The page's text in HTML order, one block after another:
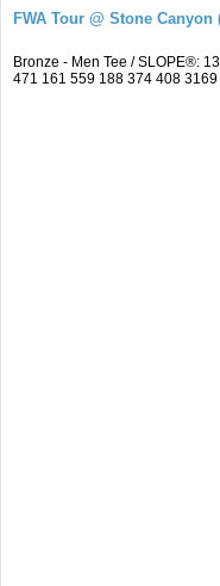
FWA Tour @ Stone Canyon
Bronze - Men Tee / SLOPE®:
471 161 559 188 374 408